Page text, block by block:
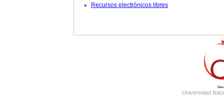
Recursos electrónicos libres
Universidad